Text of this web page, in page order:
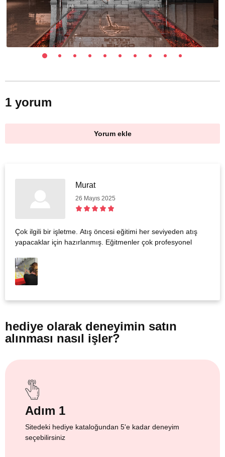
1 yorum
Yorum ekle
Murat
26 Mayıs 2025
Çok ilgili bir işletme. Atış öncesi eğitimi her seviyeden atış
yapacaklar için hazırlanmış. Eğitmenler çok profesyonel
hediye olarak deneyimin satın
alınması nasıl işler?
Adım 1
Sitedeki hediye kataloğundan 5'e kadar deneyim
seçebilirsiniz